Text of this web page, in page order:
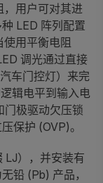
用户可对其进
LED 阵列配置
使用平衡电阻
调光通过直接
车门控灯）来完
辑电平到输入电
门极驱动欠压锁
保护 (OVP)。
LJ），并安装有
铅 (Pb) 产品，